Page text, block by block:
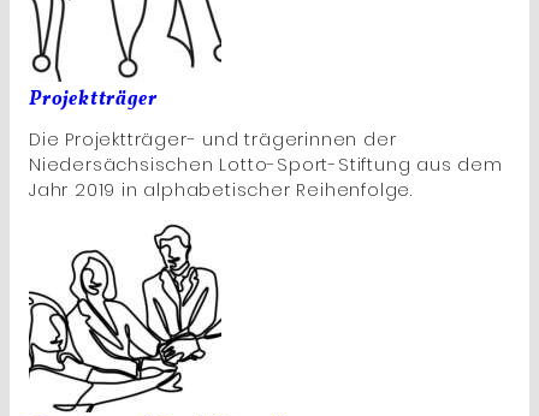
Projektträger
Die Projektträger- und trägerinnen der
Niedersächsischen Lotto-Sport-Stiftung aus dem
Jahr 2019 in alphabetischer Reihenfolge.